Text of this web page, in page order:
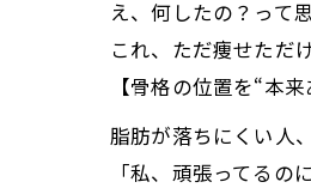
え、何したの？って
これ、ただ痩せただ
【骨格の位置を“本
脂肪が落ちにくい人
「私、頑張ってるの